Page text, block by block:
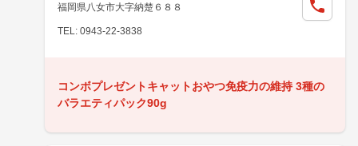
福岡県八女市大字納楚６８８
TEL: 0943-22-3838
コンボプレゼントキャットおやつ免疫力の維持 3種の
バラエティパック90g